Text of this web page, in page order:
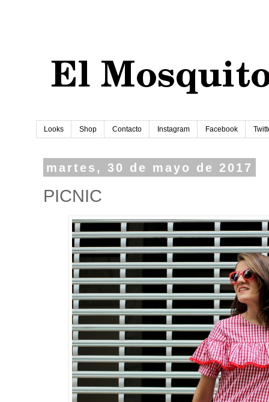
Looks Shop Contacto Instagram Facebook
martes, 30 de mayo de 2017
PICNIC